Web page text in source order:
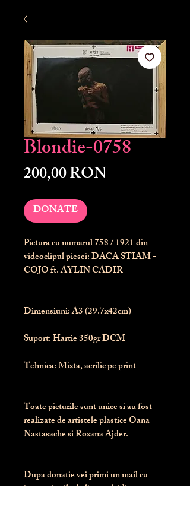
Blondie-0758
200,00 RONPreț
DONATE
Pictura cu numarul758/ 1921 din
videoclipul piesei: DACA STIAM -
COJO ft. AYLIN CADIR
Dimensiuni: A3 (29.7x42cm)
Suport: Hartie 350gr DCM
Tehnica: Mixta, acrilic pe print
Toate picturile sunt unice si au fost
realizate de artistele plastice Oana
Nastasache si Roxana Ajder.
Dupa donatie vei primi un mail cu
instructiunile de livrare / ridicare.